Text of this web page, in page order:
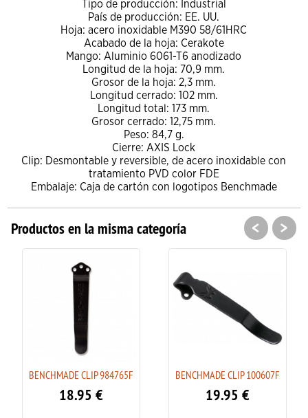
Tipo de producción: Industrial
País de producción: EE. UU.
Hoja: acero inoxidable M390 58/61HRC
Acabado de la hoja: Cerakote
Mango: Aluminio 6061-T6 anodizado
Longitud de la hoja: 70,9 mm.
Grosor de la hoja: 2,3 mm.
Longitud cerrado: 102 mm.
Longitud total: 173 mm.
Grosor cerrado: 12,75 mm.
Peso: 84,7 g.
Cierre: AXIS Lock
Clip: Desmontable y reversible, de acero inoxidable con
tratamiento PVD color FDE
Embalaje: Caja de cartón con logotipos Benchmade
Productos en la misma categoría
BENCHMADE CLIP 984765F
18.95 €
BENCHMADE CLIP 100607F
19.95 €
< >